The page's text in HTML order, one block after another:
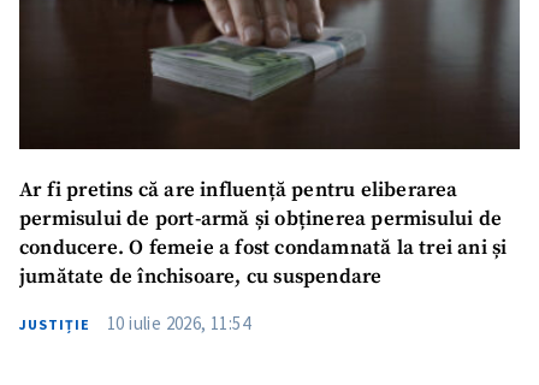
Ar fi pretins că are influență pentru eliberarea
permisului de port-armă și obținerea permisului de
conducere. O femeie a fost condamnată la trei ani și
jumătate de închisoare, cu suspendare
JUSTIȚIE 10 iulie 2026, 11:54